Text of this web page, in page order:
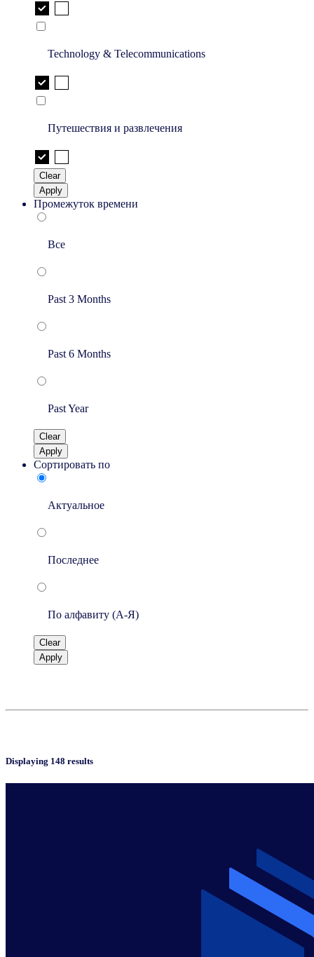
Technology & Telecommunications
Путешествия и развлечения
Clear
Apply
Промежуток времени
Все
Past 3 Months
Past 6 Months
Past Year
Clear
Apply
Сортировать по
Актуальное
Последнее
По алфавиту (A-Я)
Clear
Apply
Displaying 148 results